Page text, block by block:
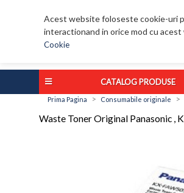
Acest website foloseste cookie-uri
interactionand in orice mod cu
Cookie
CATALOG PRODUSE
Prima Pagina > Consumabile originale >
Waste Toner Original Panasonic ,